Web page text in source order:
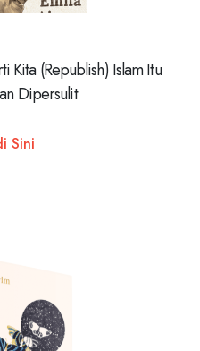
Kita (Republish) Islam Itu
Dipersulit
Sini